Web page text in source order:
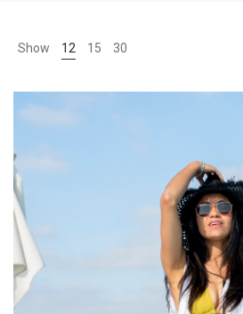
Show 12 15 30